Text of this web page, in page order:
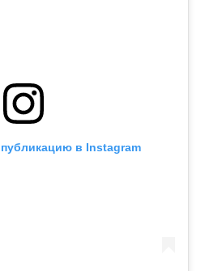
в Instagram